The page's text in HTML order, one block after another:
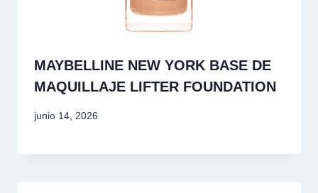
MAYBELLINE NEW YORK BASE DE
MAQUILLAJE LIFTER FOUNDATION
junio 14, 2026